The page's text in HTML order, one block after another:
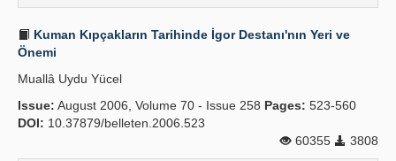
Kuman Kıpçakların Tarihinde İgor Destanı'nın Yeri ve
Önemi
Muallâ Uydu Yücel
Issue: August 2006, Volume 70 - Issue 258 Pages: 523-560
DOI: 10.37879/belleten.2006.523
60355
3808